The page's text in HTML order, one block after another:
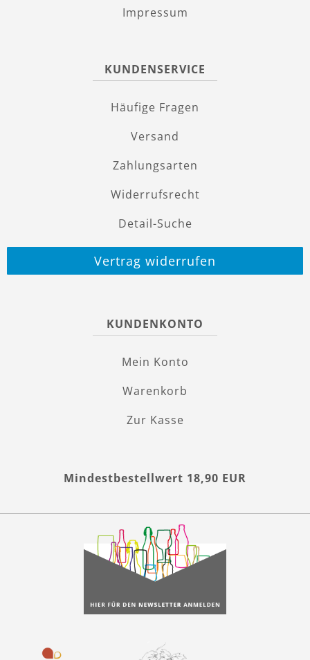
Impressum
KUNDENSERVICE
Häufige Fragen
Versand
Zahlungsarten
Widerrufsrecht
Detail-Suche
Vertrag widerrufen
KUNDENKONTO
Mein Konto
Warenkorb
Zur Kasse
Mindestbestellwert 18,90 EUR